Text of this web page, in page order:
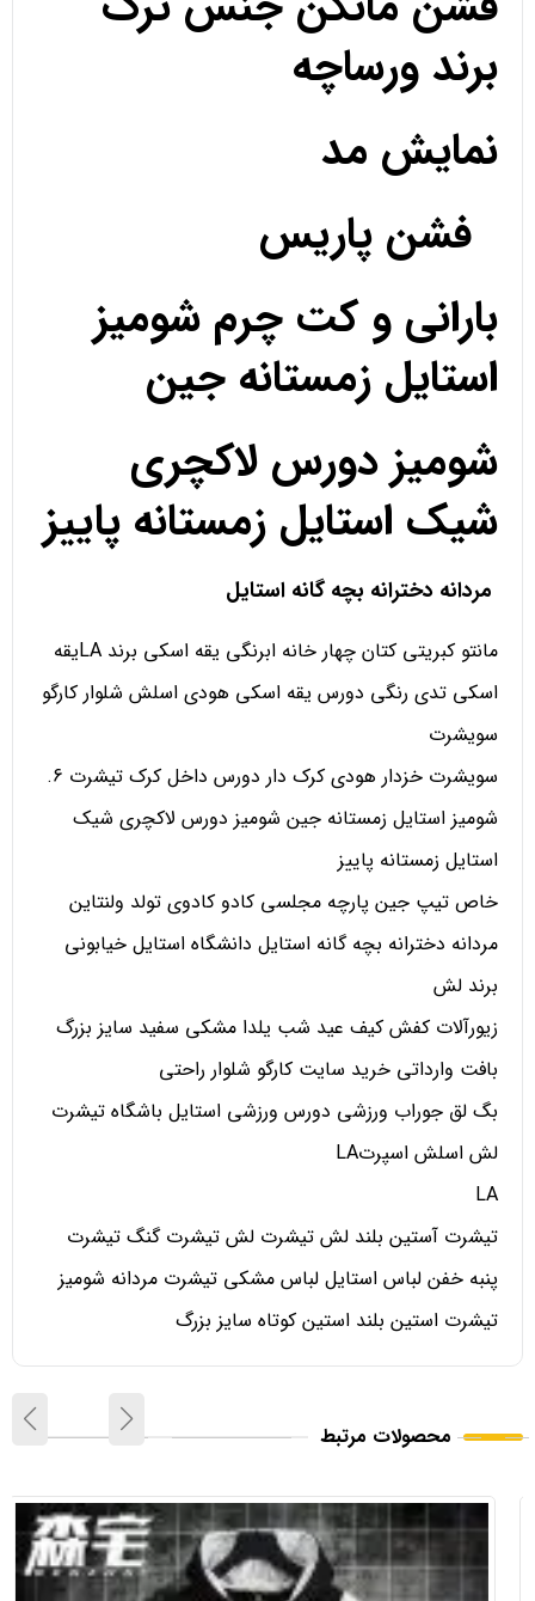
برند ورساچه
نمایش مد
فشن پاریس
بارانی و کت چرم شومیز
استایل زمستانه جین
شومیز دورس لاکچری
شیک استایل زمستانه پاییز
مردانه دخترانه بچه گانه استایل
مانتو کبریتی کتان چهار خانه ابرنگی یقه اسکی برند LAیقه
اسکی تدی رنگی دورس یقه اسکی هودی اسلش شلوار کارگو
سویشرت
سویشرت خزدار هودی کرک دار دورس داخل کرک تیشرت 6.
شومیز استایل زمستانه جین شومیز دورس لاکچری شیک
استایل زمستانه پاییز
خاص تیپ جین پارچه مجلسی کادو کادوی تولد ولنتاین
مردانه دخترانه بچه گانه استایل دانشگاه استایل خیابونی
برند لش
زیورآلات کفش کیف عید شب یلدا مشکی سفید سایز بزرگ
بافت وارداتی خرید سایت کارگو شلوار راحتی
بگ لق جوراب ورزشی دورس ورزشی استایل باشگاه تیشرت
لش اسلش اسپرتLA
LA
تیشرت آستین بلند لش تیشرت لش تیشرت گنگ تیشرت
پنبه خفن لباس استایل لباس مشکی تیشرت مردانه شومیز
تیشرت استین بلند استین کوتاه سایز بزرگ
محصولات مرتبط